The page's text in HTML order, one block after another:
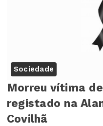
Sociedade
Morreu vítima
registado na
Covilhã